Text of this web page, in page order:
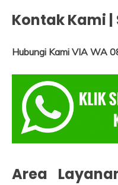
Kontak Kami
Hubungi Kami VIA WA
Area